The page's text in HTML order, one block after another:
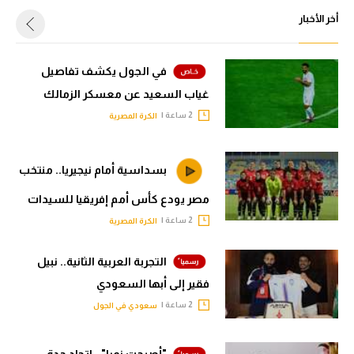
أخر الأخبار
في الجول يكشف تفاصيل
غياب السعيد عن معسكر الزمالك
الكرة المصرية
بسداسية أمام نيجيريا.. منتخب
مصر يودع كأس أمم إفريقيا للسيدات
الكرة المصرية
التجربة العربية الثانية.. نبيل
فقير إلى أبها السعودي
سعودي في الجول